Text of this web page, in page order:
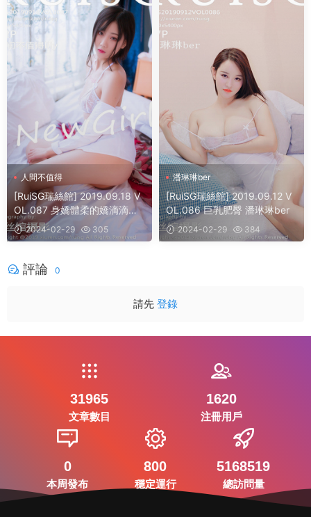
人間不值得
[RuiSG瑞絲館] 2019.09.18 V
OL.087 身嬌體柔的嬌滴滴妹
子 人間不值得lily
2024-02-29 305
潘琳琳ber
[RuiSG瑞絲館] 2019.09.12 V
OL.086 巨乳肥臀 潘琳琳ber
2024-02-29 384
評論 0
請先 登錄
31965
文章數目
1620
注冊用戶
0
本周發布
800
穩定運行
5168519
總訪問量